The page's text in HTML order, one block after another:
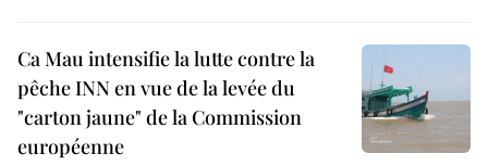
Ca Mau intensifie la lutte contre la
pêche INN en vue de la levée du
"carton jaune" de la Commission
européenne